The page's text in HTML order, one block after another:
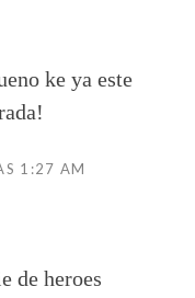
ke ya este
1:27 AM
de heroes